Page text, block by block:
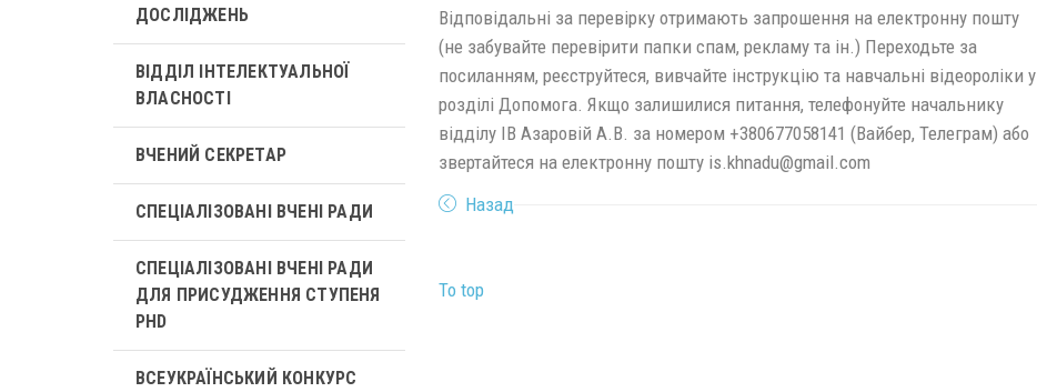
Відповідальні за перевірку отримають запрошення на електронну пошту
(не забувайте перевірити папки спам, рекламу та ін.) Переходьте за
посиланням, реєструйтеся, вивчайте інструкцію та навчальні відеороліки у
розділі Допомога. Якщо залишилися питання, телефонуйте начальнику
відділу ІВ Азаровій А.В. за номером +380677058141 (Вайбер, Телеграм) або
звертайтеся на електронну пошту is.khnadu@gmail.com
Назад
To top
ДОСЛІДЖЕНЬ
ВІДДІЛ ІНТЕЛЕКТУАЛЬНОЇ
ВЛАСНОСТІ
ВЧЕНИЙ СЕКРЕТАР
СПЕЦІАЛІЗОВАНІ ВЧЕНІ РАДИ
СПЕЦІАЛІЗОВАНІ ВЧЕНІ РАДИ
ДЛЯ ПРИСУДЖЕННЯ СТУПЕНЯ
PHD
ВСЕУКРАЇНСЬКИЙ КОНКУРС